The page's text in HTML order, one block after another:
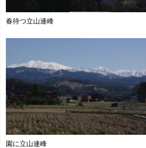
春待つ立山連峰
園に立山連峰